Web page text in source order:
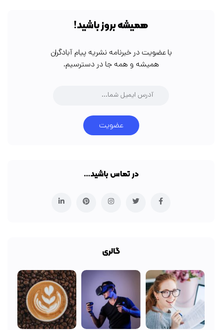
همیشه بروز باشید!
با عضویت در خبرنامه نشریه پیام آبادگران
همیشه و همه جا در دسترسیم.
عضویت
در تماس باشید…
گالری